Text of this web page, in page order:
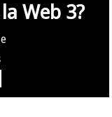
Web 3?